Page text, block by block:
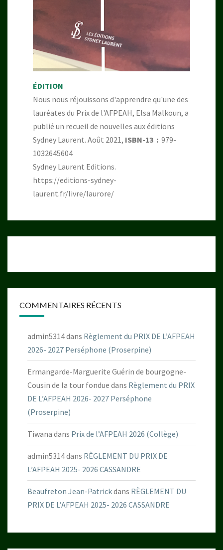
ÉDITION
Nous nous réjouissons d'apprendre qu'une des
lauréates du Prix de l'AFPEAH, Elsa Malkoun, a
publié un recueil de nouvelles aux éditions
Sydney Laurent. Août 2021,
ISBN-13 ‏ : ‎ 979-
1032645604
Sydney Laurent Editions.
https://editions-sydney-
laurent.fr/livre/laurore/
COMMENTAIRES RÉCENTS
admin5314dans Règlement du PRIX DE L’AFPEAH
2026- 2027 Perséphone (Proserpine)
Ermangarde-Marguerite Guérin de bourgogne-
Cousin de la tour fondue dans Règlement du PRIX
DE L’AFPEAH 2026- 2027 Perséphone
(Proserpine)
Tiwana dans Prix de l’AFPEAH 2026 (Collège)
admin5314dans RÈGLEMENT DU PRIX DE
L’AFPEAH 2025- 2026 CASSANDRE
Beaufreton Jean-Patrickdans RÈGLEMENT DU
PRIX DE L’AFPEAH 2025- 2026 CASSANDRE